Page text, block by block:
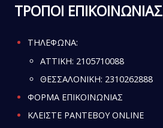
ΤΡΟΠΟΙ ΕΠΙΚΟΙΝΩΝΙΑΣ
ΤΗΛΕΦΩΝΑ:
ATTIKH: 2105710088
ΘΕΣΣΑΛΟΝΙΚΗ: 2310262888
ΦΟΡΜΑ ΕΠΙΚΟΙΝΩΝΙΑΣ
ΚΛΕΙΣΤΕ ΡΑΝΤΕΒΟΥ ONLINE